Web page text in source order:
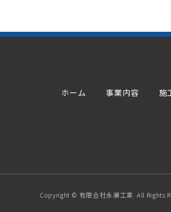
ホーム 事業内容 施
Copyright © 有限会社永瀬工業. All Rights